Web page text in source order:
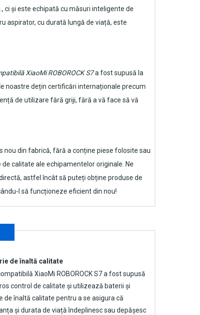
ci și este echipată cu măsuri inteligente de
aspirator, cu durată lungă de viață, este
XiaoMi ROBOROCK S7a fost supusă la
noastre dețin certificări internaționale precum
de utilizare fără griji, fără a vă face să vă
nou din fabrică, fără a conține piese folosite sau
calitate ale echipamentelor originale. Ne
astfel încât să puteți obține produse de
l să funcționeze eficient din nou!
de înaltă calitate
XiaoMi ROBOROCK S7a fost supusă
control de calitate și utilizează baterii și
de înaltă calitate pentru a se asigura că
și durata de viață îndeplinesc sau depășesc